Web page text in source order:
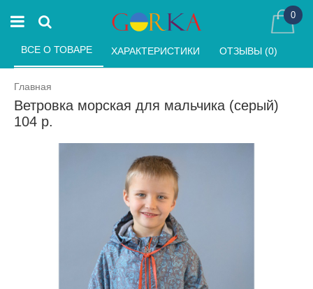
0
Главная
Ветровка морская для мальчика (серый)
104 р.
ВСЕ О ТОВАРЕ ХАРАКТЕРИСТИКИ ОТЗЫВЫ (0)